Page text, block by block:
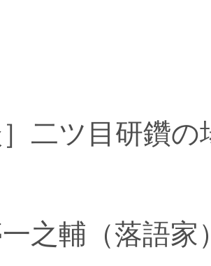
］二ツ目研鑽
之輔（落語